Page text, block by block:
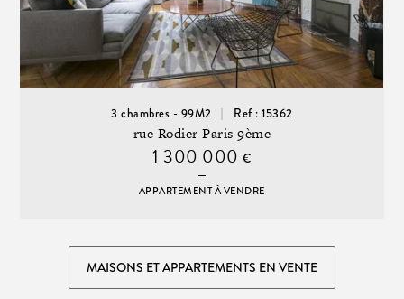
3 chambres - 99M2 Ref : 15362
rue Rodier Paris 9ème
1 300 000€
APPARTEMENT À VENDRE
MAISONS ET APPARTEMENTS EN VENTE